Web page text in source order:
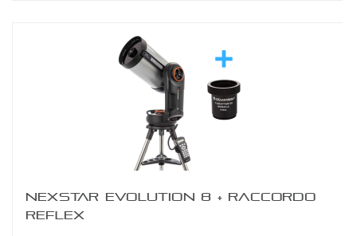
NEXSTAR EVOLUTION 8 + RACCORDO
REFLEX